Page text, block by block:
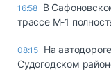
16:58 В
трассе М-1
08:15 На
Судогодском